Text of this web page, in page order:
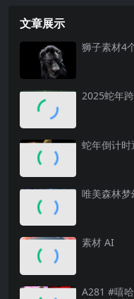
文章展示
狮子素材4
2025蛇年
蛇年倒计时
唯美森林梦
素材 AI
A281 #嘻